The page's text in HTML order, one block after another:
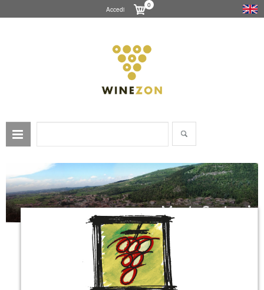
Accedi
0
Monte Santoccio
Monte Santoccioè una azienda vinicola a conduzione familiare,
curata in prima persona dal giovane Nicola Ferrari, con alle spalle diverse
esperienze in cantine di piccole e medie dimensioni (fra cui quella di